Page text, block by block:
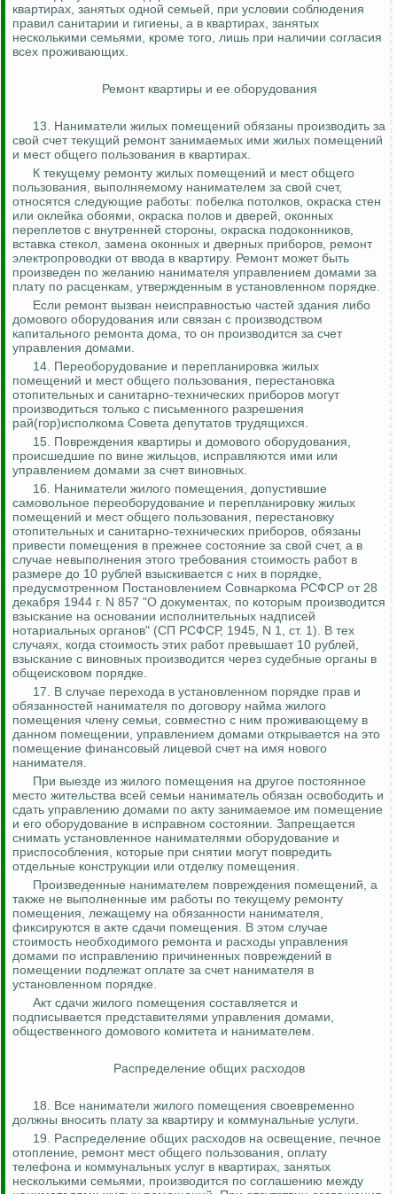
квартирах, занятых одной семьей, при условии соблюдения
правил санитарии и гигиены, а в квартирах, занятых
несколькими семьями, кроме того, лишь при наличии согласия
всех проживающих.
Ремонт квартиры и ее оборудования
13. Наниматели жилых помещений обязаны производить за
свой счет текущий ремонт занимаемых ими жилых помещений
и мест общего пользования в квартирах.
К текущему ремонту жилых помещений и мест общего
пользования, выполняемому нанимателем за свой счет,
относятся следующие работы: побелка потолков, окраска стен
или оклейка обоями, окраска полов и дверей, оконных
переплетов с внутренней стороны, окраска подоконников,
вставка стекол, замена оконных и дверных приборов, ремонт
электропроводки от ввода в квартиру. Ремонт может быть
произведен по желанию нанимателя управлением домами за
плату по расценкам, утвержденным в установленном порядке.
Если ремонт вызван неисправностью частей здания либо
домового оборудования или связан с производством
капитального ремонта дома, то он производится за счет
управления домами.
14. Переоборудование и перепланировка жилых
помещений и мест общего пользования, перестановка
отопительных и санитарно-технических приборов могут
производиться только с письменного разрешения
рай(гор)исполкома Совета депутатов трудящихся.
15. Повреждения квартиры и домового оборудования,
происшедшие по вине жильцов, исправляются ими или
управлением домами за счет виновных.
16. Наниматели жилого помещения, допустившие
самовольное переоборудование и перепланировку жилых
помещений и мест общего пользования, перестановку
отопительных и санитарно-технических приборов, обязаны
привести помещения в прежнее состояние за свой счет, а в
случае невыполнения этого требования стоимость работ в
размере до 10 рублей взыскивается с них в порядке,
предусмотренном Постановлением Совнаркома РСФСР от 28
декабря 1944 г. N 857 "О документах, по которым производится
взыскание на основании исполнительных надписей
нотариальных органов" (СП РСФСР, 1945, N 1, ст. 1). В тех
случаях, когда стоимость этих работ превышает 10 рублей,
взыскание с виновных производится через судебные органы в
общеисковом порядке.
17. В случае перехода в установленном порядке прав и
обязанностей нанимателя по договору найма жилого
помещения члену семьи, совместно с ним проживающему в
данном помещении, управлением домами открывается на это
помещение финансовый лицевой счет на имя нового
нанимателя.
При выезде из жилого помещения на другое постоянное
место жительства всей семьи наниматель обязан освободить и
сдать управлению домами по акту занимаемое им помещение
и его оборудование в исправном состоянии. Запрещается
снимать установленное нанимателями оборудование и
приспособления, которые при снятии могут повредить
отдельные конструкции или отделку помещения.
Произведенные нанимателем повреждения помещений, а
также не выполненные им работы по текущему ремонту
помещения, лежащему на обязанности нанимателя,
фиксируются в акте сдачи помещения. В этом случае
стоимость необходимого ремонта и расходы управления
домами по исправлению причиненных повреждений в
помещении подлежат оплате за счет нанимателя в
установленном порядке.
Акт сдачи жилого помещения составляется и
подписывается представителями управления домами,
общественного домового комитета и нанимателем.
Распределение общих расходов
18. Все наниматели жилого помещения своевременно
должны вносить плату за квартиру и коммунальные услуги.
19. Распределение общих расходов на освещение, печное
отопление, ремонт мест общего пользования, оплату
телефона и коммунальных услуг в квартирах, занятых
несколькими семьями, производится по соглашению между